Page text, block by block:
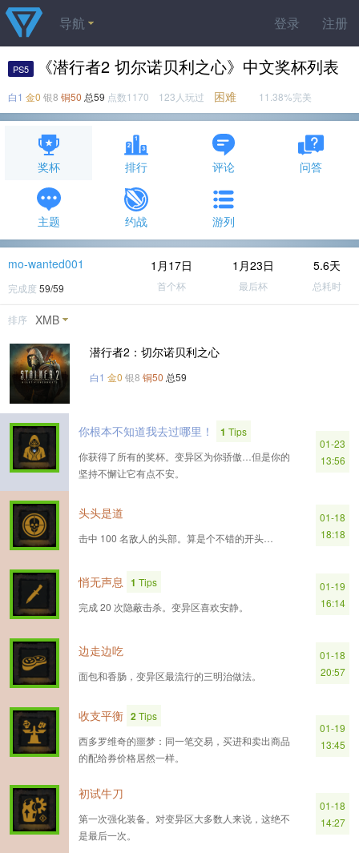
登录 注册
导航
PS5 《潜行者2 切尔诺贝利之心》中文奖杯列表
白1 金0 银8 铜50 总59 点数1170 123人玩过 困难 11.38%完美
奖杯 排行 评论 问答
主题 约战 游列
mo-wanted001
完成度 59/59
1月17日
首个杯
1月23日
最后杯
5.6天
总耗时
排序 XMB
潜行者2：切尔诺贝利之心
白1 金0 银8 铜50 总59
你根本不知道我去过哪里！ 1 Tips
你获得了所有的奖杯。变异区为你骄傲…但是你的
坚持不懈让它有点不安。
01-23
13:56
头头是道
击中 100 名敌人的头部。算是个不错的开头…
01-18
18:18
悄无声息 1 Tips
完成 20 次隐蔽击杀。变异区喜欢安静。
01-19
16:14
边走边吃
面包和香肠，变异区最流行的三明治做法。
01-18
20:57
收支平衡 2Tips
西多罗维奇的噩梦：同一笔交易，买进和卖出商品
的配给券价格居然一样。
01-19
13:45
初试牛刀
第一次强化装备。对变异区大多数人来说，这绝不
是最后一次。
01-18
14:27